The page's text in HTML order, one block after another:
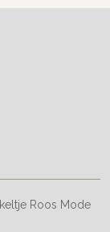
Roos Mode